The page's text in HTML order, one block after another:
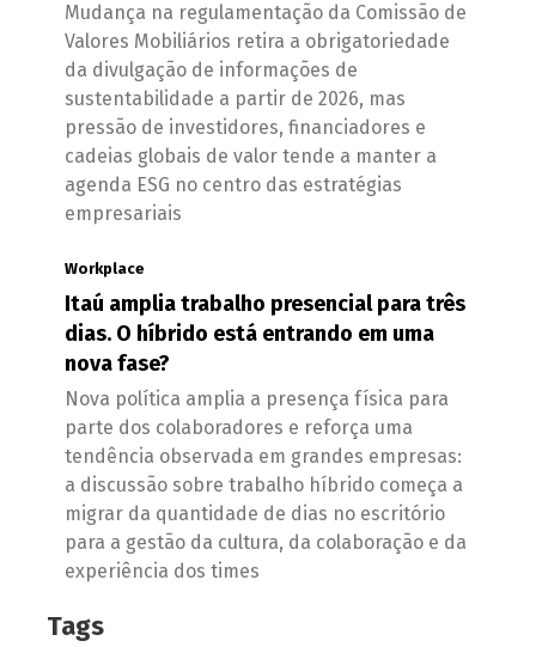
Mudança na regulamentação da Comissão de
Valores Mobiliários retira a obrigatoriedade
da divulgação de informações de
sustentabilidade a partir de 2026, mas
pressão de investidores, financiadores e
cadeias globais de valor tende a manter a
agenda ESG no centro das estratégias
empresariais
Workplace
Itaú amplia trabalho presencial para três
dias. O híbrido está entrando em uma
nova fase?
Nova política amplia a presença física para
parte dos colaboradores e reforça uma
tendência observada em grandes empresas:
a discussão sobre trabalho híbrido começa a
migrar da quantidade de dias no escritório
para a gestão da cultura, da colaboração e da
experiência dos times
Tags